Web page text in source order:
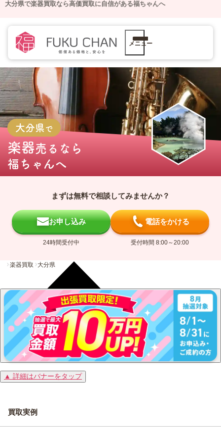
大分県で楽器買取なら高価買取に自信がある福ちゃんへ
メニュー
大分県で
楽器売るなら
福ちゃんへ
まずは無料で相談してみませんか？
お申し込み
24時間受付中
電話をかける
受付時間 8:00～20:00
楽器買取 大分県
▲ 詳細はバナーをタップ
買取実例